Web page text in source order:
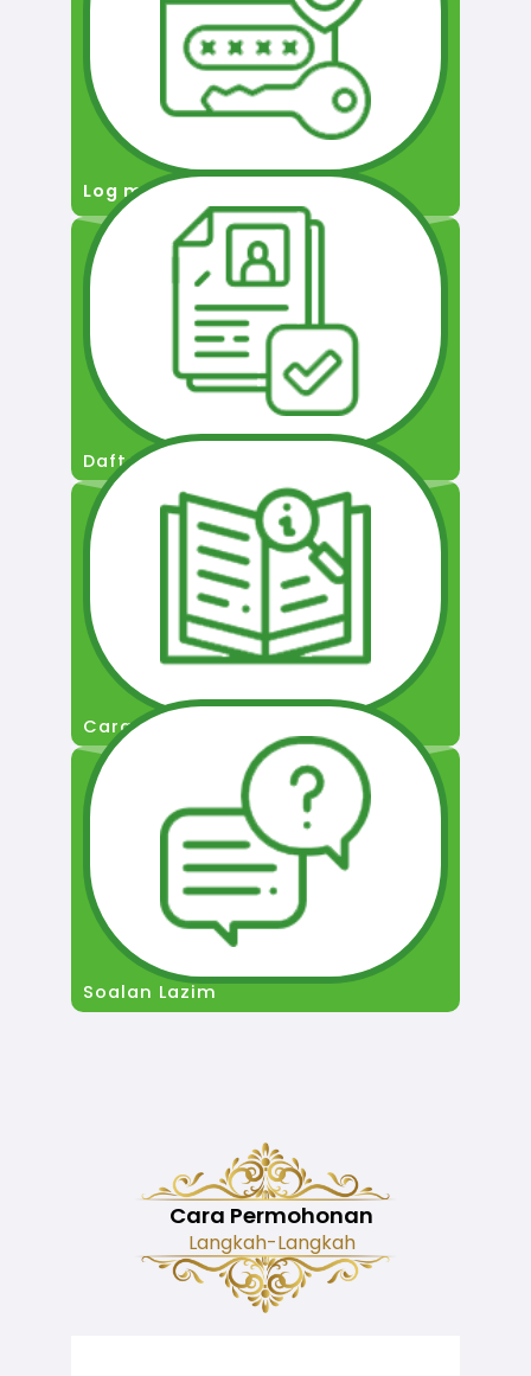
Log masuk
Daftar Pengguna
Cara Permohonan
Soalan Lazim
Cara Permohonan
Langkah-Langkah